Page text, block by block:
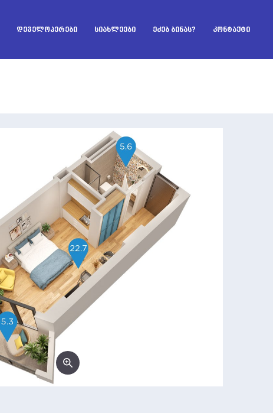
ᲓᲔᲕᲔᲚᲝᲞᲔᲠᲔᲑᲘ ᲡᲘᲐᲮᲚᲔᲔᲑᲘ ᲔᲫᲔᲑ ᲑᲘᲜᲐᲡ? ᲙᲝᲜᲢᲐᲥᲢᲘ